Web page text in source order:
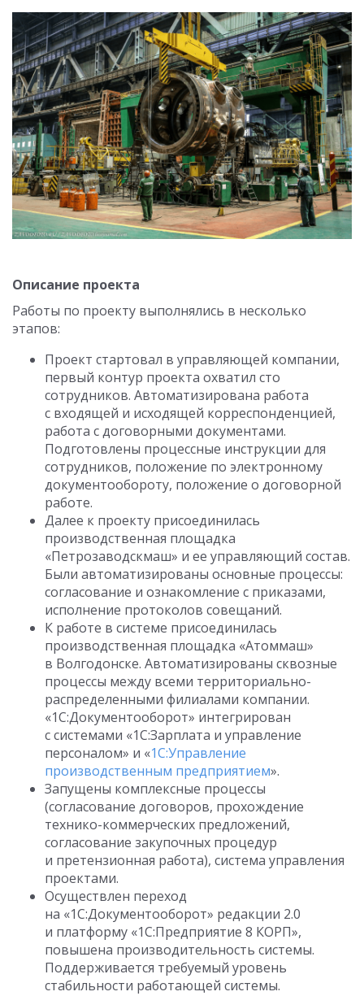
Описание проекта
Работы по проекту выполнялись в несколько
этапов:
Проект стартовал в управляющей компании,
первый контур проекта охватил сто
сотрудников. Автоматизирована работа
с входящей и исходящей корреспонденцией,
работа с договорными документами.
Подготовлены процессные инструкции для
сотрудников, положение по электронному
документообороту, положение о договорной
работе.
Далее к проекту присоединилась
производственная площадка
«Петрозаводскмаш» и ее управляющий состав.
Были автоматизированы основные процессы:
согласование и ознакомление с приказами,
исполнение протоколов совещаний.
К работе в системе присоединилась
производственная площадка «Атоммаш»
в Волгодонске. Автоматизированы сквозные
процессы между всеми территориально-
распределенными филиалами компании.
«1С:Документооборот» интегрирован
с системами «1С:Зарплата и управление
персоналом» и «1С:Управление
производственным предприятием».
Запущены комплексные процессы
(согласование договоров, прохождение
технико-коммерческих предложений,
согласование закупочных процедур
и претензионная работа), система управления
проектами.
Осуществлен переход
на «1С:Документооборот» редакции 2.0
и платформу «1С:Предприятие 8 КОРП»,
повышена производительность системы.
Поддерживается требуемый уровень
стабильности работающей системы.